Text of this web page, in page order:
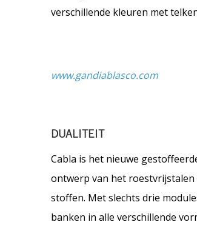
verschillende kleuren met
www.gandiablasco.com
DUALITEIT
Cabla is het nieuwe
ontwerp van het roestvrijstalen
stoffen. Met slechts drie
banken in alle verschillende